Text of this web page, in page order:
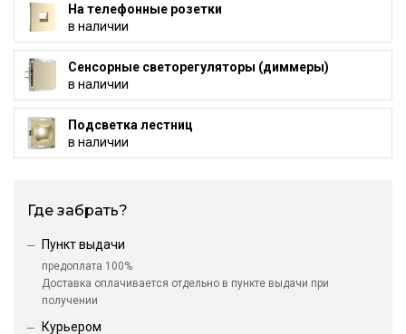
На телефонные розетки
в наличии
Сенсорные светорегуляторы (диммеры)
в наличии
Подсветка лестниц
в наличии
Где забрать?
Пункт выдачи
предоплата 100%
Доставка оплачивается отдельно в пункте выдачи при
получении
Курьером